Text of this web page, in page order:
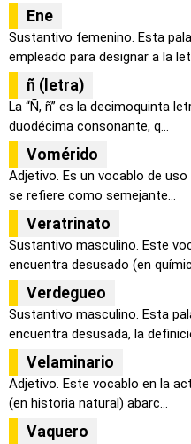
Ene
Sustantivo femenino. Esta
empleado para designar a la
ñ (letra)
La “Ñ, ñ” es la decimoquinta
duodécima consonante, q...
Vomérido
Adjetivo. Es un vocablo de
se refiere como semejante...
Veratrinato
Sustantivo masculino. Este
encuentra desusado (en
Verdegueo
Sustantivo masculino. Esta
encuentra desusada, la
Velaminario
Adjetivo. Este vocablo en la
(en historia natural) abarc...
Vaquero